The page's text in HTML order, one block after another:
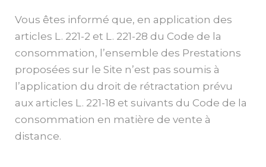
Vous êtes informé que, en application des
articles L. 221-2 et L. 221-28 du Code de la
consommation, l’ensemble des Prestations
proposées sur le Site n’est pas soumis à
l’application du droit de rétractation prévu
aux articles L. 221-18 et suivants du Code de la
consommation en matière de vente à
distance.